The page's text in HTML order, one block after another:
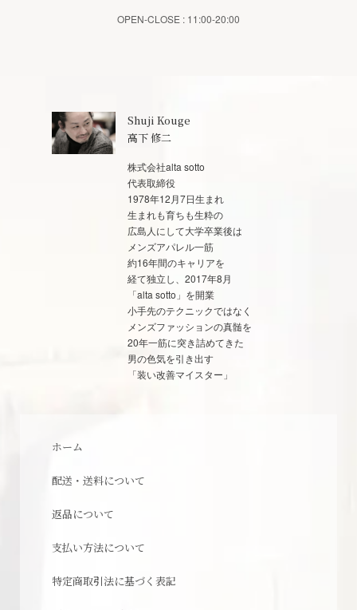
OPEN-CLOSE : 11:00-20:00
Shuji Kouge
高下 修二
株式会社alta sotto
代表取締役
1978年12月7日生まれ
生まれも育ちも生粋の
広島人にして大学卒業後は
メンズアパレル一筋
約16年間のキャリアを
経て独立し、2017年8月
「alta sotto」を開業
小手先のテクニックではなく
メンズファッションの真髄を
20年一筋に突き詰めてきた
男の色気を引き出す
「装い改善マイスター」
ホーム
配送・送料について
返品について
支払い方法について
特定商取引法に基づく表記